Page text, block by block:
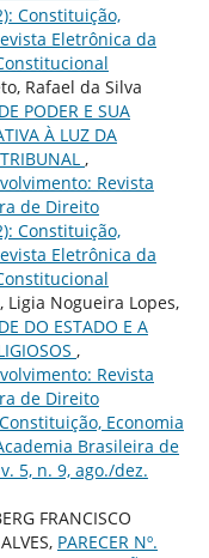
Constituição,
Eletrônica da
Rafael da Silva
PODER E SUA
À LUZ DA
,
Revista
de Direito
Constituição,
Eletrônica da
Ligia Nogueira Lopes,
DO ESTADO E A
,
Revista
de Direito
Economia
Brasileira de
5, n. 9, ago./dez.
FRANCISCO
PARECER Nº.